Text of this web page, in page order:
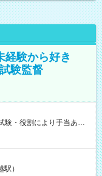
経験から好き
験監督
払い）オプションあ
ほどで給与の一部を受け
憩1時間） 時給1,300円
の役割により時給＋100
）